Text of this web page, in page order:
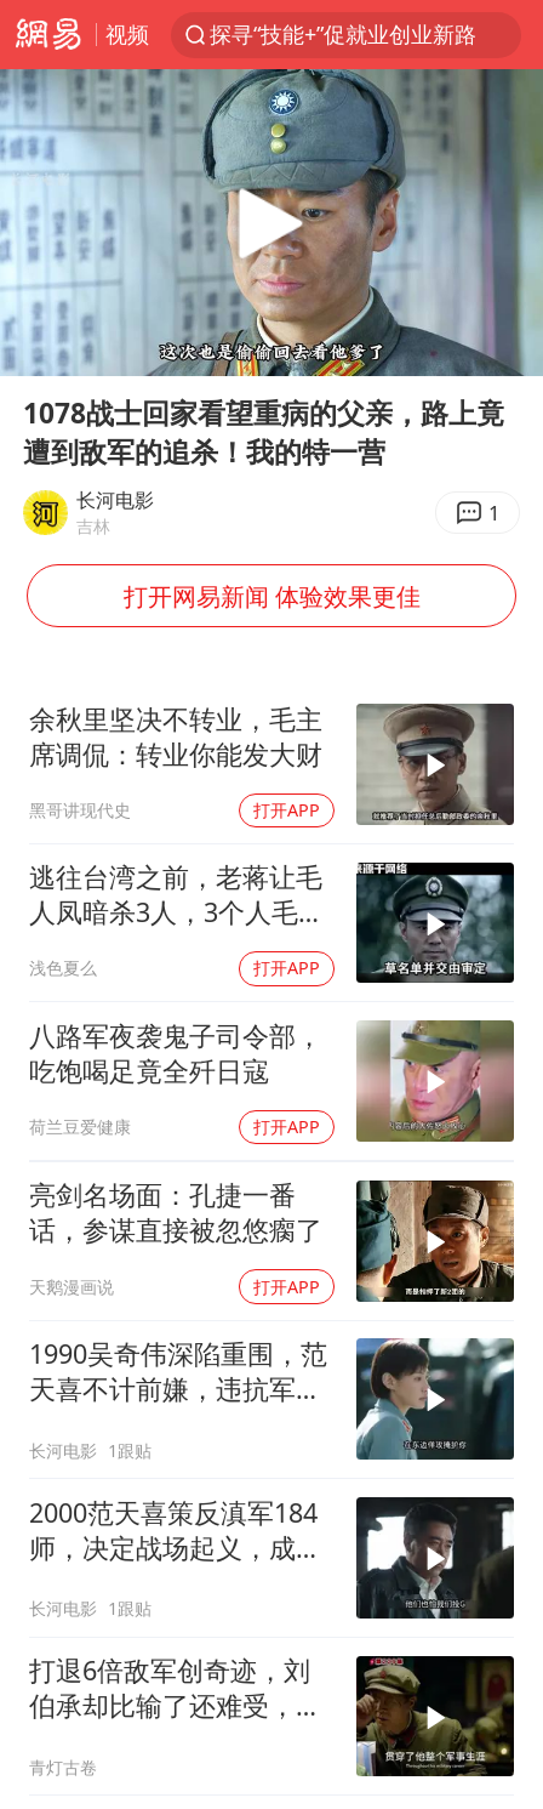
视频
探寻“技能+”促就业创业新路
38岁山东财大教授刘海明逝世
台风白海豚或在华东沿海登陆
弹药库存告急 美军补货难
沙特否认与胡塞武装举行会谈
FIFA官方支持因凡蒂诺
41岁女子为鼓励女儿考上985研究生
恩比德变瘦引热议
总书记关心百姓身边这些民生大事
Play
00:00 02:06
1078战士回家看望重病的父亲，路上竟
遭到敌军的追杀！我的特一营
长河电影
吉林 1
打开网易新闻 体验效果更佳
余秋里坚决不转业，毛主
席调侃：转业你能发大财
黑哥讲现代史 打开APP
逃往台湾之前，老蒋让毛
人凤暗杀3人，3个人毛人
浅色夏么 打开APP
八路军夜袭鬼子司令部，
吃饱喝足竟全歼日寇
荷兰豆爱健康 打开APP
亮剑名场面：孔捷一番
话，参谋直接被忽悠瘸了
天鹅漫画说 打开APP
1990吴奇伟深陷重围，范
天喜不计前嫌，违抗军令
长河电影 1跟贴
2000范天喜策反滇军184
师，决定战场起义，成为
长河电影 1跟贴
打退6倍敌军创奇迹，刘
伯承却比输了还难受，对
青灯古卷